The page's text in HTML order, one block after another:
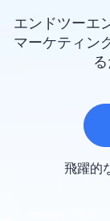
エンドツーエ
マーケティン
飛躍的